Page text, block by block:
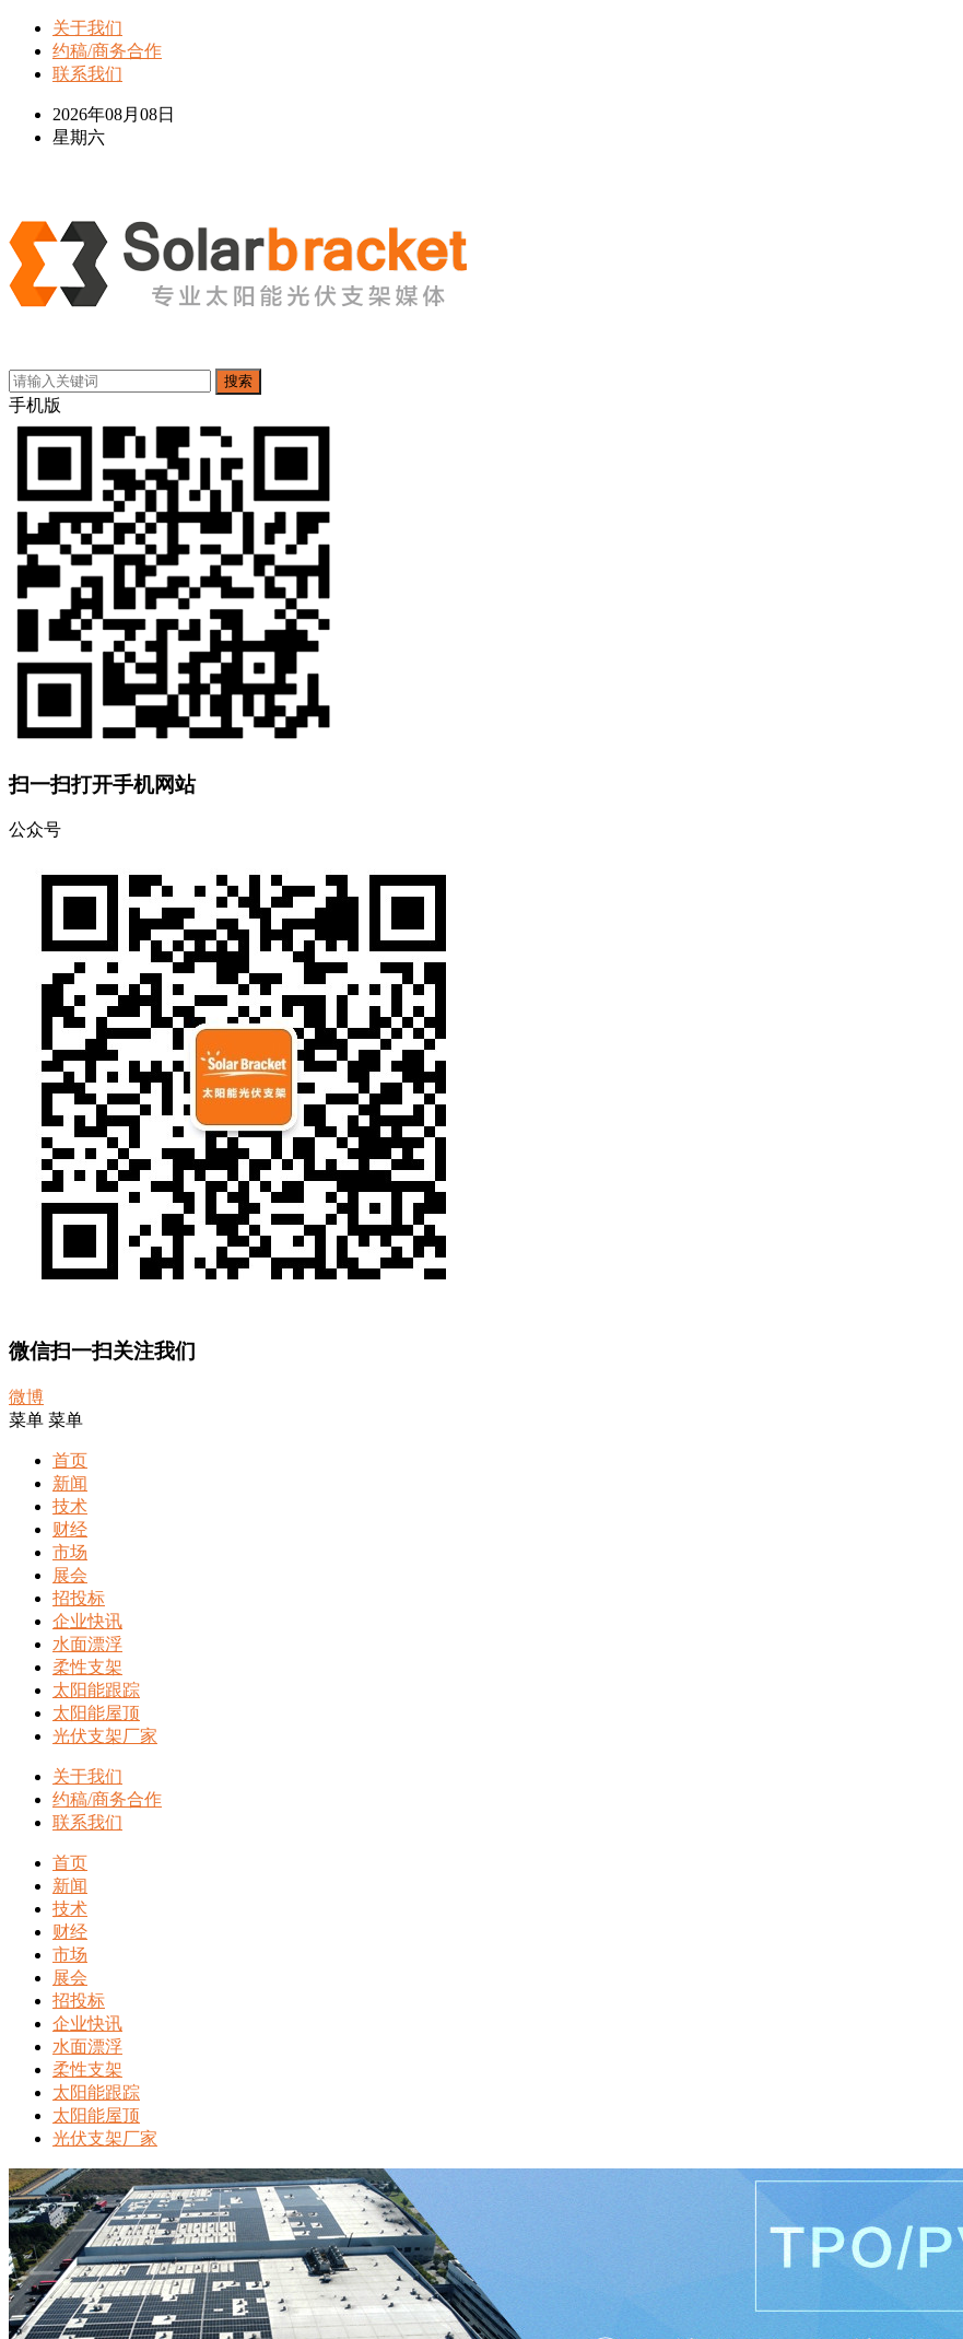
关于我们
约稿/商务合作
联系我们
2026年08月08日
星期六
搜索
手机版
扫一扫打开手机网站
公众号
微信扫一扫关注我们
微博
菜单 菜单
首页
新闻
技术
财经
市场
展会
招投标
企业快讯
水面漂浮
柔性支架
太阳能跟踪
太阳能屋顶
光伏支架厂家
关于我们
约稿/商务合作
联系我们
首页
新闻
技术
财经
市场
展会
招投标
企业快讯
水面漂浮
柔性支架
太阳能跟踪
太阳能屋顶
光伏支架厂家